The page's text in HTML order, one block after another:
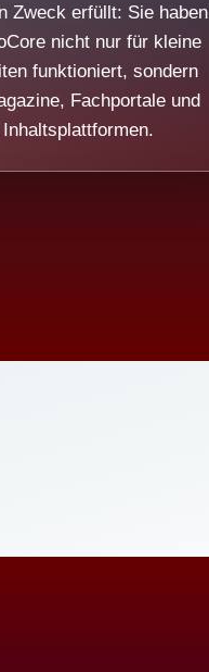
Zweck erfüllt: Sie haben
nicht nur für kleine
funktioniert, sondern
Fachportale und